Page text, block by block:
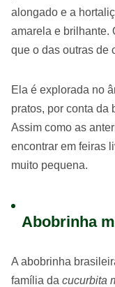
alongado e a
amarela e brilhante.
que o das outras de
Ela é explorada no
pratos, por conta da
Assim como as
encontrar em feiras
muito pequena.
Abobrinha
A abobrinha
família da cucurbita